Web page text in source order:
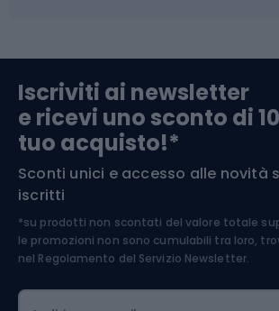
Abbigliamento da escursionismo
Componenti per biciclette
Arrampicata
Medicina dello sport
Abbigliamento ciclistico
Iscriviti ai newsletter
e ricevi uno sconto di
tuo acquisto!*
Sconti unici e accesso alle novità
iscritti
*su prodotti non scontati del valore totale
le promozioni non sono cumulabili tra loro,
nel Regolamento del Servizio Newsletter.